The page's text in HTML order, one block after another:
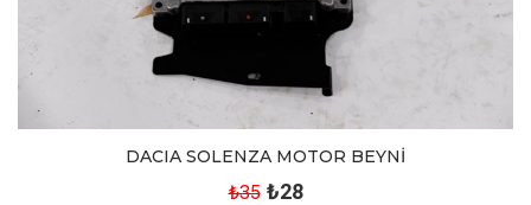
DACIA SOLENZA MOTOR BEYNİ
₺35 ₺28